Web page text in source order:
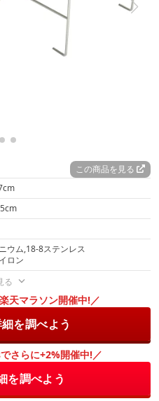
この商品を見る
ウム,18-8ステンレス
ロン
る
天マラソン開催中!／
を調べよう
さらに+2%開催中!／
を調べよう